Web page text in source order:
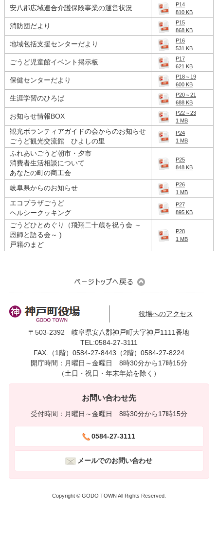
安八郡広域連合介護保険事業の運営状況
P14
810 KB
消防団だより
P15
868 KB
地域包括支援センターだより
P16
531 KB
ごうど児童館イベント掲示板
P17
621 KB
保健センターだより
P18～19
600 KB
生涯学習のひろば
P20～21
688 KB
お知らせ情報BOX
P22～23
1 MB
観光ボランティアガイドの会からのお知らせ
ごうど観光交流館 ひよしの里
P24
1 MB
ふれあいごうど朝市・夕市
消費者生活相談について
あなたの町の商工会
P25
848 KB
岐阜県からのお知らせ
P26
1 MB
エコプラザごうど
ヘルシークッキング
P27
895 KB
ごうどひとめぐり（飛翔二十歳を祝う会 ～
恩師と語る会～ )
戸籍のまど
P28
1 MB
役場へのアクセス
〒503-2392 岐阜県安八郡神戸町大字神戸1111番地
TEL:0584-27-3111
FAX:（1階）0584-27-8443（2階）0584-27-8224
開庁時間：月曜日～金曜日 8時30分から17時15分
（土日・祝日・年末年始を除く）
お問い合わせ先
受付時間：月曜日～金曜日 8時30分から17時15分
0584-27-3111
メールでのお問い合わせ
Copyright © GODO TOWN All Rights Reserved.